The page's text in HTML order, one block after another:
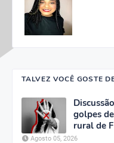
TALVEZ VOCÊ GOSTE
golpes
rural de
Agosto 05, 2026